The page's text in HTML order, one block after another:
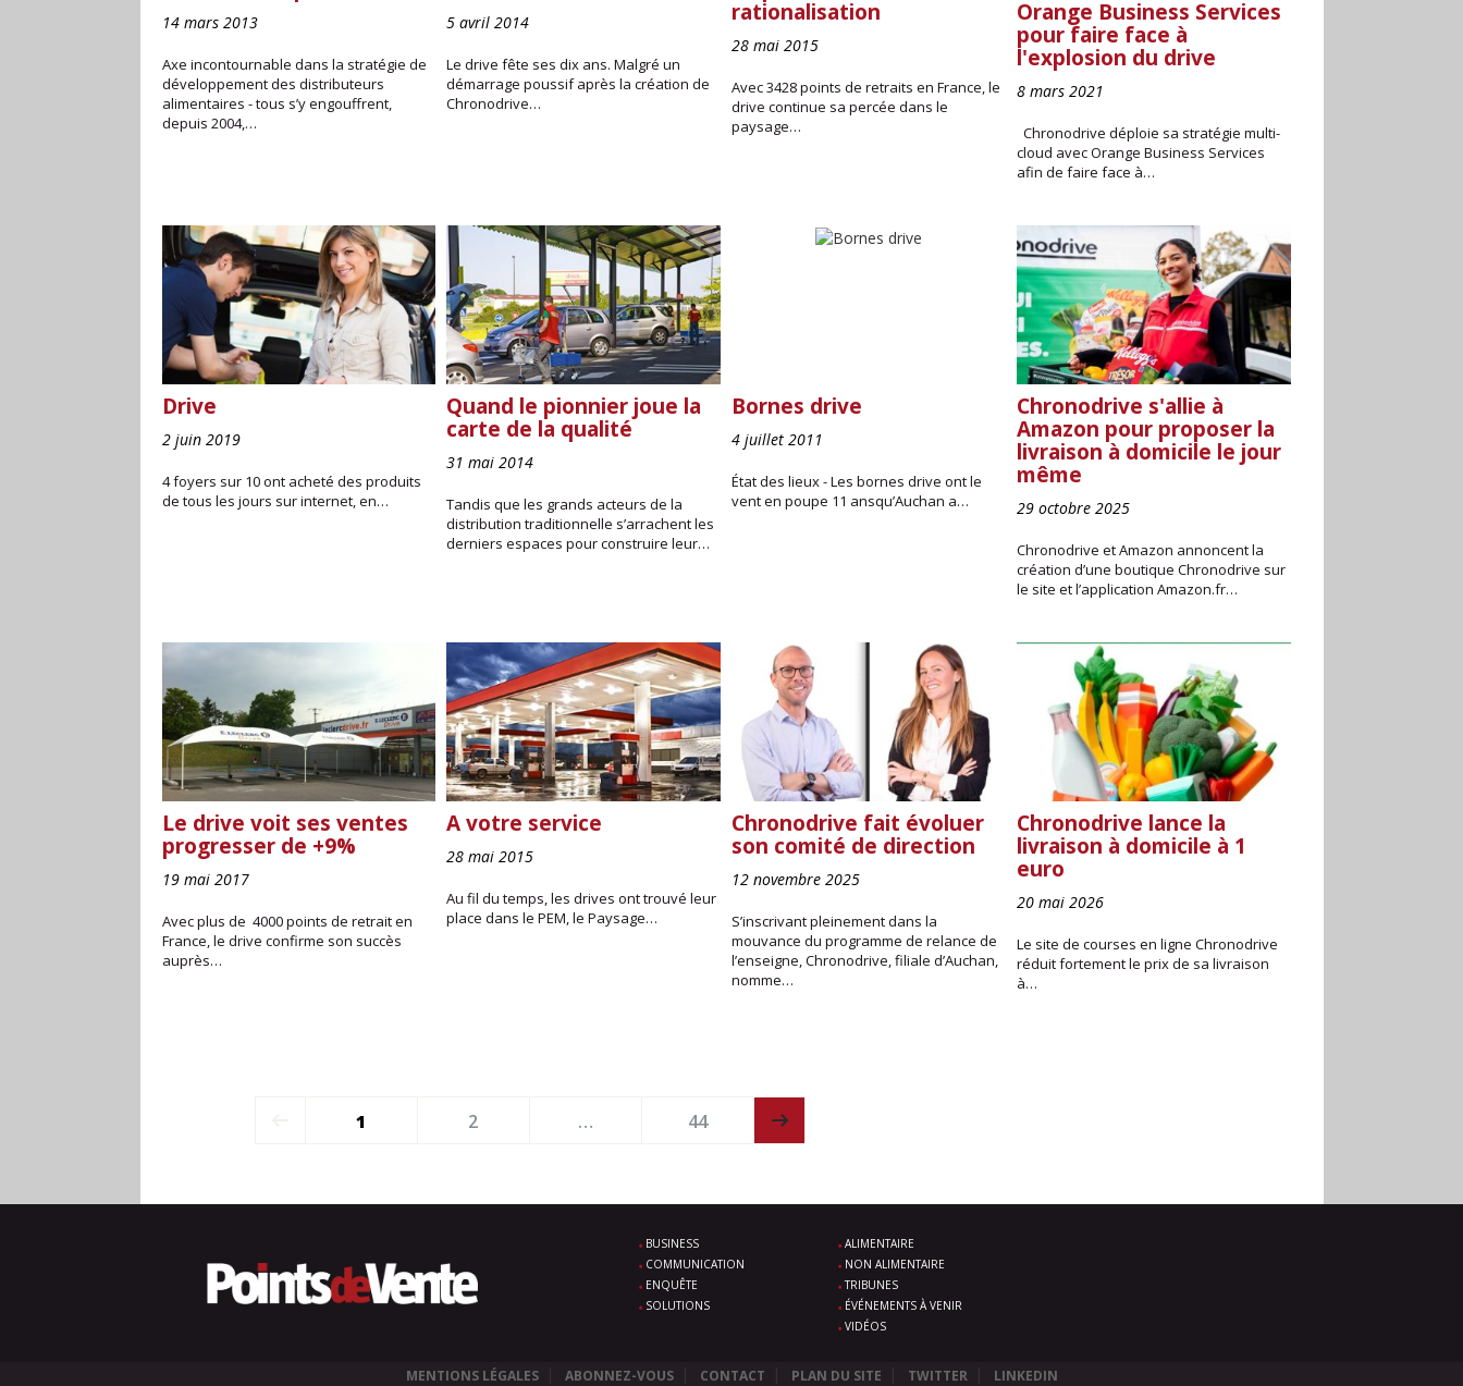
14 mars 2013
Axe incontournable dans la stratégie de
développement des distributeurs
alimentaires - tous s’y engouffrent,
depuis 2004,…
5 avril 2014
Le drive fête ses dix ans. Malgré un
démarrage poussif après la création de
Chronodrive…
rationalisation
28 mai 2015
Avec 3428 points de retraits en France, le
drive continue sa percée dans le
paysage…
Orange Business Services
pour faire face à
l'explosion du drive
8 mars 2021
Chronodrive déploie sa stratégie multi-
cloud avec Orange Business Services
afin de faire face à…
Drive
2 juin 2019
4 foyers sur 10 ont acheté des produits
de tous les jours sur internet, en…
Quand le pionnier joue la
carte de la qualité
31 mai 2014
Tandis que les grands acteurs de la
distribution traditionnelle s’arrachent les
derniers espaces pour construire leur…
Bornes drive
4 juillet 2011
État des lieux - Les bornes drive ont le
vent en poupe 11 ansqu’Auchan a…
Chronodrive s'allie à
Amazon pour proposer la
livraison à domicile le jour
même
29 octobre 2025
Chronodrive et Amazon annoncent la
création d’une boutique Chronodrive sur
le site et l’application Amazon.fr…
Le drive voit ses ventes
progresser de +9%
19 mai 2017
Avec plus de 4000 points de retrait en
France, le drive confirme son succès
auprès…
A votre service
28 mai 2015
Au fil du temps, les drives ont trouvé leur
place dans le PEM, le Paysage…
Chronodrive fait évoluer
son comité de direction
12 novembre 2025
S’inscrivant pleinement dans la
mouvance du programme de relance de
l’enseigne, Chronodrive, filiale d’Auchan,
nomme…
Chronodrive lance la
livraison à domicile à 1
euro
20 mai 2026
Le site de courses en ligne Chronodrive
réduit fortement le prix de sa livraison
à…
1 2 … 44
BUSINESS
COMMUNICATION
ENQUÊTE
SOLUTIONS
ALIMENTAIRE
NON ALIMENTAIRE
TRIBUNES
ÉVÉNEMENTS À VENIR
VIDÉOS
MENTIONS LÉGALES ABONNEZ-VOUS CONTACT PLAN DU SITE TWITTER LINKEDIN